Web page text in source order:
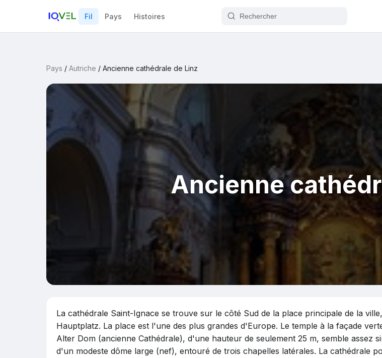
Fil Pays Histoires
Pays / Autriche / Ancienne cathédrale de Linz
Ancienne
La cathédrale Saint-Ignace se trouve sur le côté Sud de la place principale de la
Hauptplatz. La place est l'une des plus grandes d'Europe. Le temple à la façade
Alter Dom (ancienne Cathédrale), d'une hauteur de seulement 25 m, semble assez
d'un modeste dôme large (nef), entouré de trois chapelles latérales. La cathédrale